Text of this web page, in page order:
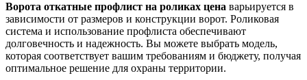
Ворота откатные профлист на роликах цена варьируется в
зависимости от размеров и конструкции ворот. Роликовая
система и использование профлиста обеспечивают
долговечность и надежность. Вы можете выбрать модель,
которая соответствует вашим требованиям и бюджету, получая
оптимальное решение для охраны территории.